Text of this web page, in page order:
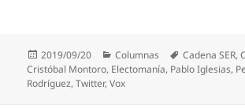
Publicado
el
2019/09/20 Categorías
Columnas Etiquetas
Cadena SER,
Cristóbal Montoro, Electomanía, Pablo Iglesias,
Rodríguez,Twitter,Vox